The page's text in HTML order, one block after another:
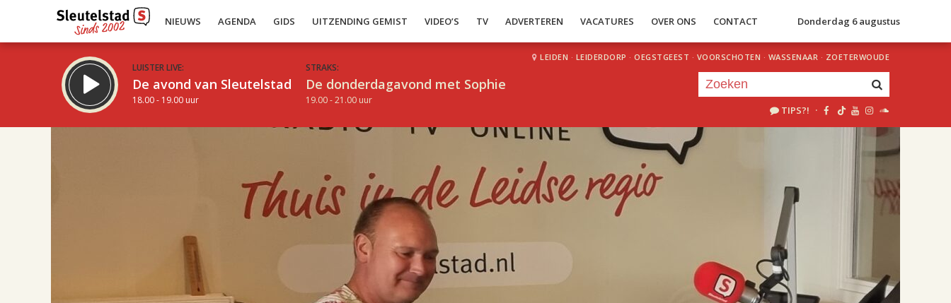
NIEUWS AGENDA GIDS UITZENDING GEMIST VIDEO’S TV ADVERTEREN VACATURES OVER ONS CONTACT Donderdag 6 augustus
LUISTER LIVE:
De avond van Sleutelstad
18.00 - 19.00 uur
STRAKS:
De donderdagavond met Sophie
19.00 - 21.00 uur
LEIDEN · LEIDERDORP · OEGSTGEEST · VOORSCHOTEN · WASSENAAR · ZOETERWOUDE
TIPS?! ·
uur 1 van 2
Volgend uur